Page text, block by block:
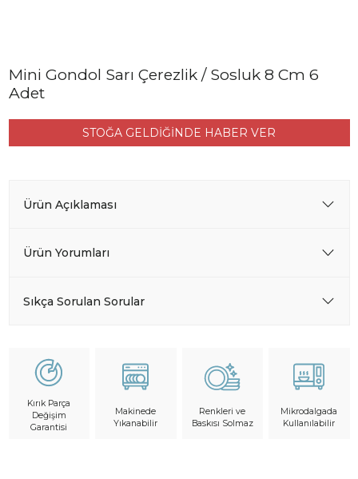
Mini Gondol Sarı Çerezlik / Sosluk 8 Cm 6
Adet
STOĞA GELDİĞİNDE HABER VER
Ürün Açıklaması
Ürün Yorumları
Sıkça Sorulan Sorular
Kırık Parça
Değişim
Garantisi
Makinede
Yıkanabilir
Renkleri ve
Baskısı Solmaz
Mikrodalgada
Kullanılabilir